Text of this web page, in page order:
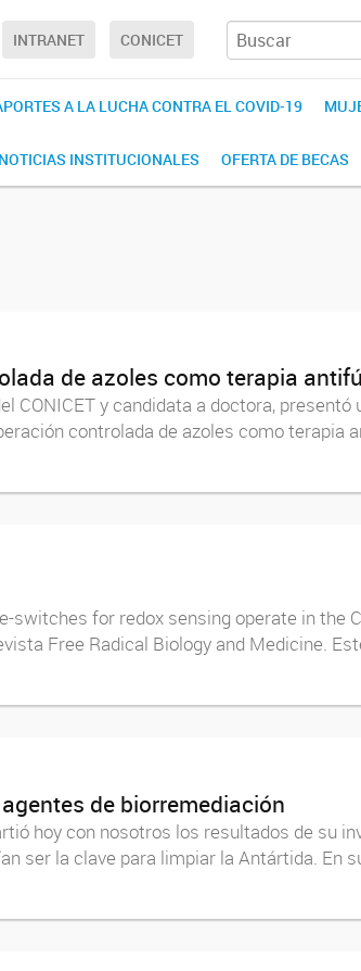
INTRANET CONICET
A LA LUCHA CONTRA EL COVID-19
NOTICIAS INSTITUCIONALES OFERTA DE BECAS
de azoles como terapia
CONICET y candidata a doctora,
controlada de azoles como terapia
for redox sensing operate in the
Free Radical Biology and Medicine.
de biorremediación
hoy con nosotros los resultados de su
ser la clave para limpiar la Antártida. En